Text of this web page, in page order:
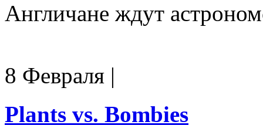
Англичане ждут
8 Февраля |
Plants vs. Bombies